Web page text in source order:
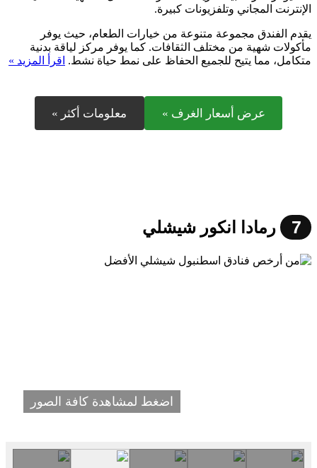
الإنترنت المجاني وتلفزيونات كبيرة.
يقدم الفندق مجموعة متنوعة من خيارات الطعام، حيث يوفر
مأكولات شهية من مختلف الثقافات. كما يوفر مركز لياقة بدنية
متكامل، مما يتيح للجميع الحفاظ على نمط حياة نشط. اقرأ المزيد »
عرض أسعار الغرف » معلومات أكثر »
7 رمادا انكور شيشلي
اضغط لمشاهدة كافة الصور